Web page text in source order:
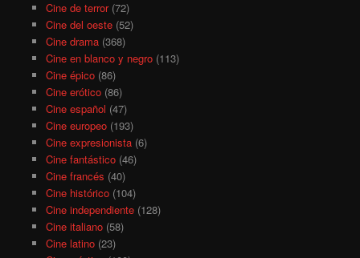
Cine de terror(72)
Cine del oeste(52)
Cine drama(368)
Cine en blanco y negro(113)
Cine épico(86)
Cine erótico(86)
Cine español (47)
Cine europeo(193)
Cine expresionista(6)
Cine fantástico(46)
Cine francés (40)
Cine histórico(104)
Cine independiente(128)
Cine italiano(58)
Cine latino(23)